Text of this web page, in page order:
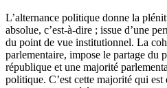
L’alternance politique donne la
absolue, c’est-à-dire ; issue d’une
du point de vue institutionnel. La
parlementaire, impose le partage du
république et une majorité
politique. C’est cette majorité qui